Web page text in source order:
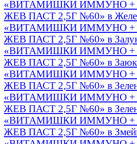
«ВИТАМИШКИ ИММУНО +
ЖЕВ ПАСТ 2,5Г №60» в
«ВИТАМИШКИ ИММУНО +
ЖЕВ ПАСТ 2,5Г №60» в
«ВИТАМИШКИ ИММУНО +
ЖЕВ ПАСТ 2,5Г №60» в
«ВИТАМИШКИ ИММУНО +
ЖЕВ ПАСТ 2,5Г №60» в
«ВИТАМИШКИ ИММУНО +
ЖЕВ ПАСТ 2,5Г №60» в
«ВИТАМИШКИ ИММУНО +
ЖЕВ ПАСТ 2,5Г №60» в